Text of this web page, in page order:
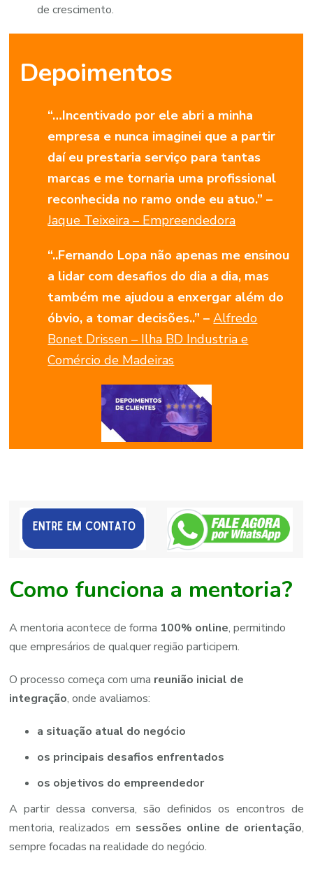
de crescimento.
Depoimentos
“…Incentivado por ele abri a minha
empresa e nunca imaginei que a partir
daí eu prestaria serviço para tantas
marcas e me tornaria uma profissional
reconhecida no ramo onde eu atuo.” –
Jaque Teixeira – Empreendedora
“..Fernando Lopa não apenas me ensinou
a lidar com desafios do dia a dia, mas
também me ajudou a enxergar além do
óbvio, a tomar decisões..” –Alfredo
Bonet Drissen – Ilha BD Industria e
Comércio de Madeiras
Como funciona a mentoria?
Amentoriaacontecedeforma 100% online,permitindo
queempresáriosdequalquerregiãoparticipem.
Oprocessocomeçacomuma reunião inicial de
integração,ondeavaliamos:
a situação atual do negócio
os principais desafios enfrentados
os objetivos do empreendedor
Apartirdessaconversa, são definidos os encontros de
mentoria,realizados em sessões online de orientação,
semprefocadasnarealidadedonegócio.